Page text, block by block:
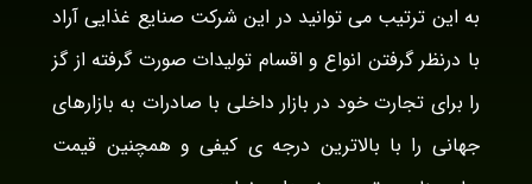
به این ترتیب می توانید در این شرکت صنایع غذایی آراد
با درنظر گرفتن انواع و اقسام تولیدات صورت گرفته از گز
را برای تجارت خود در بازار داخلی با صادرات به بازارهای
جهانی را با بالاترین درجه ی کیفی و همچنین قیمت